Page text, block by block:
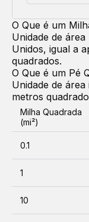
O Que é um
Unidade de
Unidos, igual a
quadrados.
O Que é um Pé
Unidade de
metros
Milha Quadrada
(mi²)
0.1
1
10